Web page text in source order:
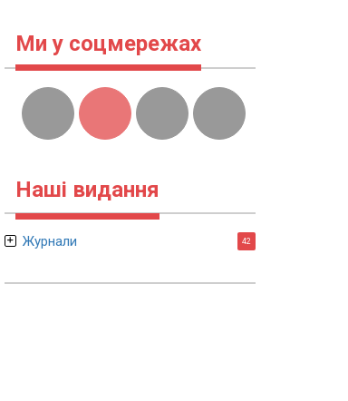
Ми у соцмережах
Наші видання
Журнали 42